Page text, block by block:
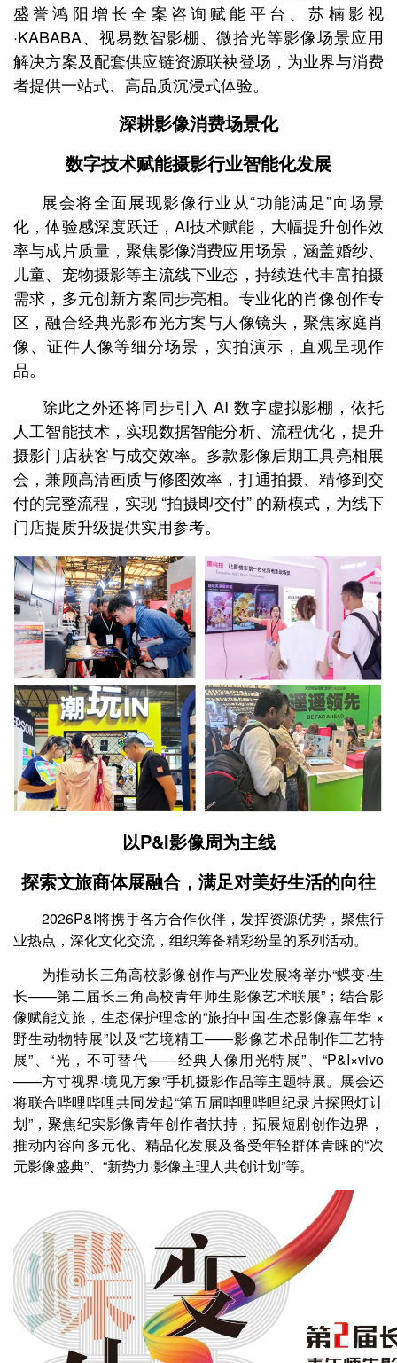
盛誉鸿阳增长全案咨询赋能平台、苏楠影视
·KABABA、视易数智影棚、微拾光等影像场景应用
解决方案及配套供应链资源联袂登场，为业界与消费
者提供一站式、高品质沉浸式体验。
深耕影像消费场景化
数字技术赋能摄影行业智能化发展
展会将全面展现影像行业从“功能满足”向场景
化，体验感深度跃迁，AI技术赋能，大幅提升创作效
率与成片质量，聚焦影像消费应用场景，涵盖婚纱、
儿童、宠物摄影等主流线下业态，持续迭代丰富拍摄
需求，多元创新方案同步亮相。专业化的肖像创作专
区，融合经典光影布光方案与人像镜头，聚焦家庭肖
像、证件人像等细分场景，实拍演示，直观呈现作
品。
除此之外还将同步引入 AI 数字虚拟影棚，依托
人工智能技术，实现数据智能分析、流程优化，提升
摄影门店获客与成交效率。多款影像后期工具亮相展
会，兼顾高清画质与修图效率，打通拍摄、精修到交
付的完整流程，实现 “拍摄即交付” 的新模式，为线下
门店提质升级提供实用参考。
以P&I影像周为主线
探索文旅商体展融合，满足对美好生活的向往
2026P&I将携手各方合作伙伴，发挥资源优势，聚焦行
业热点，深化文化交流，组织筹备精彩纷呈的系列活动。
为推动长三角高校影像创作与产业发展将举办“蝶变·生
长——第二届长三角高校青年师生影像艺术联展”；结合影
像赋能文旅，生态保护理念的“旅拍中国·生态影像嘉年华 ×
野生动物特展”以及“艺境精工——影像艺术品制作工艺特
展”、“光，不可替代——经典人像用光特展”、“P&I×vivo
——方寸视界·境见万象”手机摄影作品等主题特展。展会还
将联合哔哩哔哩共同发起“第五届哔哩哔哩纪录片探照灯计
划”，聚焦纪实影像青年创作者扶持，拓展短剧创作边界，
推动内容向多元化、精品化发展及备受年轻群体青睐的“次
元影像盛典”、“新势力·影像主理人共创计划”等。